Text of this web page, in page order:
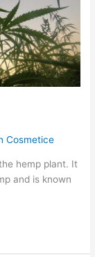
Cosmetice
hemp plant. It
and is known